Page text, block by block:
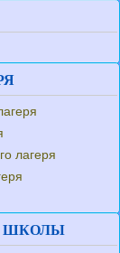
лагеря
ШКОЛЫ